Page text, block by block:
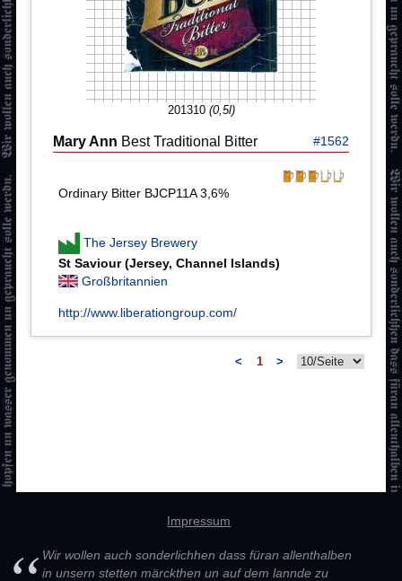
201310 (0,5l)
Mary Ann Best Traditional Bitter #1562
Ordinary Bitter BJCP11A 3,6%
The Jersey Brewery
St Saviour (Jersey, Channel Islands)
Großbritannien
http://www.liberationgroup.com/
< 1 >
Impressum
Wir wollen auch sonderlichhen dass füran allenthalben
in unsern stetten märckthen un auf dem lannde zu